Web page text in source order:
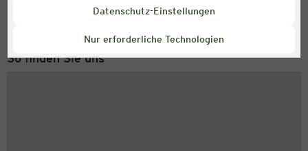
Datenschutz-Einstellungen
Nur erforderliche Technologien
+43 (0) 1 2675 502
So finden Sie uns